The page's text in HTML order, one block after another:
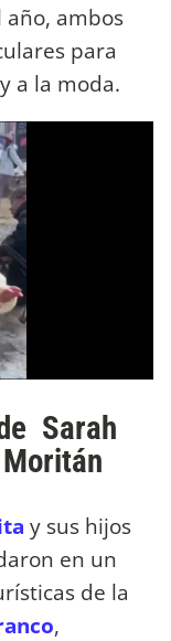
ambos
para
a la moda.
Sarah
y sus hijos
en un
de la
,